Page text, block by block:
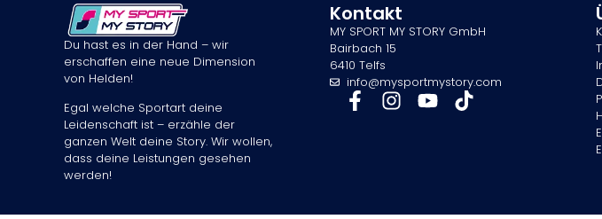
Du hast es in der Hand – wir
erschaffen eine neue Dimension
von Helden!
Egal welche Sportart deine
Leidenschaft ist – erzähle der
ganzen Welt deine Story. Wir wollen,
dass deine Leistungen gesehen
werden!
Kontakt
MY SPORT MY STORY GmbH
Bairbach 15
6410 Telfs
info@mysportmystory.com